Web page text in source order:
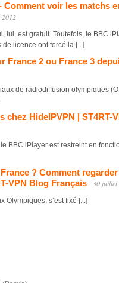
voir les matchs
lui, est gratuit. Toutefois, le BBC
licence ont forcé la [...]
France 2 ou France 3
de radiodiffusion olympiques
HideIPVPN | ST4RT-
BBC iPlayer est restreint en
? Comment
VPN Blog Français - 30 juillet
Olympiques, s’est fixé [...]